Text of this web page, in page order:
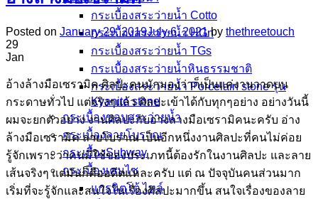
กระเบื้องสระว่ายน้ำ Cotto
กระเบื้องสระว่ายน้ำ HGn
กระเบื้องสระว่ายน้ำ TGs
กระเบื้องสระว่ายน้ำหินธรรมชาติ
กระเบื้องสระว่ายนํ้า Porcelain stone รุ่น
Kyanite stone
กระเบื้องขอบสระว่ายน้ำ
กระเบื้องลายโบราณ
กระเบื้องSubway
กระเบื้องเคนไซ
แกรนิตโต้ ไทล์
Posted on January 29, 2019July 6, 2021 by thethreetouch
29
Jan
อ้างล้างมือเซรามิค ศิลปะคนมักมองว่าก็เป็นแค่งานวาดบน
กระดาษทั่วไป แต่จริงๆแล้ว ศิลปะเข้าได้กับทุกๆอย่าง อย่างวันนี้
ผมจะยกตัวอย่าง งานศิลปะกับอ่างลางมือเซรามิคนะครับ อ่าง
ล้างมือเซรามิค ลายโบราณ เป็นอีกหนึ่งงานศิลปะที่คนไม่ค่อย
รู้จักเพราะว่าคนมี่ใช้ของประเภทนี้ต้องรักในงานศิลปะ และลาย
เส้นจริงๆ แต่มันก็คืออดีตแหละครับ แต่ ณ ปัจจุบันคนส่วนมาก
เริ่มที่จะรู้จักและสนใจในเรื่องศิลปะมากขึ้น สนใจเรื่องของลาย